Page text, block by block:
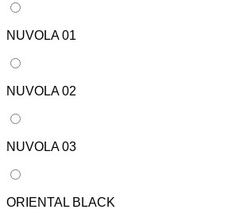
NUVOLA 01
NUVOLA 02
NUVOLA 03
ORIENTAL BLACK